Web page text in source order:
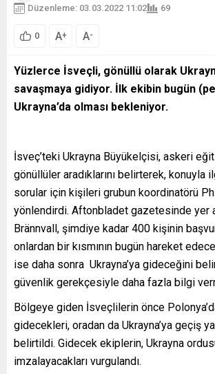
Düzenleme: 03.03.2022 11:02
69
0 A+ A-
Yüzlerce İsveçli, gönüllü olarak
savaşmaya gidiyor. İlk ekibin bugün
Ukrayna’da olması bekleniyor.
İsveç’teki Ukrayna Büyükelçisi, askeri
gönüllüler aradıklarını belirterek, konuyla
sorular için kişileri grubun koordinatörü
yönlendirdi. Aftonbladet gazetesinde yer
Brännvall, şimdiye kadar 400 kişinin
onlardan bir kısmının bugün hareket
ise daha sonra Ukrayna’ya gideceğini
güvenlik gerekçesiyle daha fazla bilgi
Bölgeye giden İsveçlilerin önce
gidecekleri, oradan da Ukrayna’ya geçiş
belirtildi. Gidecek ekiplerin, Ukrayna
imzalayacakları vurgulandı.